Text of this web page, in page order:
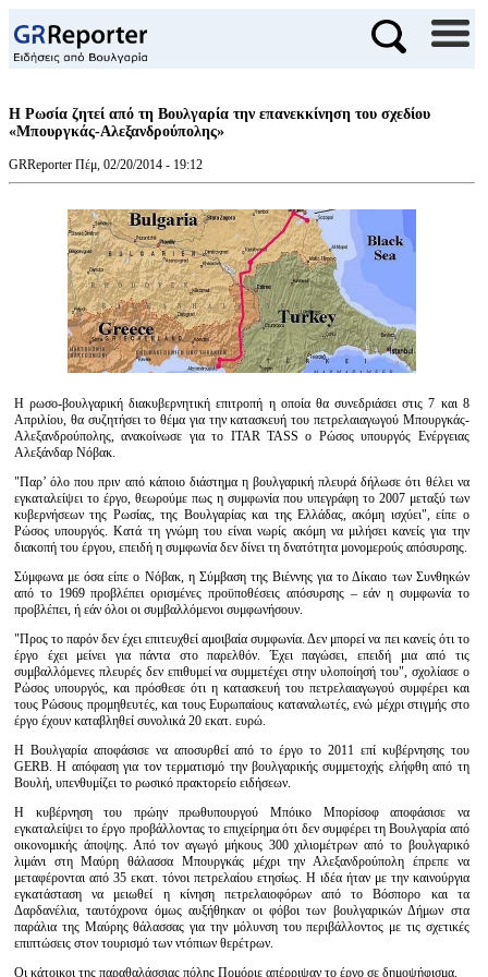
Η Ρωσία ζητεί από τη Βουλγαρία την επανεκκίνηση του σχεδίου
«Μπουργκάς-Αλεξανδρούπολης»
GRReporter Πέμ, 02/20/2014 - 19:12
Η ρωσο-βουλγαρική διακυβερνητική επιτροπή η οποία θα συνεδριάσει στις 7 και 8
Απριλίου, θα συζητήσει το θέμα για την κατασκευή του πετρελαιαγωγού Μπουργκάς-
Αλεξανδρούπολης, ανακοίνωσε για το ITAR TASS ο Ρώσος υπουργός Ενέργειας
Αλεξάνδαρ Νόβακ.
"Παρ’ όλο που πριν από κάποιο διάστημα η βουλγαρική πλευρά δήλωσε ότι θέλει να
εγκαταλείψει το έργο, θεωρούμε πως η συμφωνία που υπεγράφη το 2007 μεταξύ των
κυβερνήσεων της Ρωσίας, της Βουλγαρίας και της Ελλάδας, ακόμη ισχύει", είπε ο
Ρώσος υπουργός. Κατά τη γνώμη του είναι νωρίς ακόμη να μιλήσει κανείς για την
διακοπή του έργου, επειδή η συμφωνία δεν δίνει τη δνατότητα μονομερούς απόσυρσης.
Σύμφωνα με όσα είπε ο Νόβακ, η Σύμβαση της Βιέννης για το Δίκαιο των Συνθηκών
από το 1969 προβλέπει ορισμένες προϋποθέσεις απόσυρσης – εάν η συμφωνία το
προβλέπει, ή εάν όλοι οι συμβαλλόμενοι συμφωνήσουν.
"Προς το παρόν δεν έχει επιτευχθεί αμοιβαία συμφωνία. Δεν μπορεί να πει κανείς ότι το
έργο έχει μείνει για πάντα στο παρελθόν. Έχει παγώσει, επειδή μια από τις
συμβαλλόμενες πλευρές δεν επιθυμεί να συμμετέχει στην υλοποίησή του", σχολίασε ο
Ρώσος υπουργός, και πρόσθεσε ότι η κατασκευή του πετρελαιαγωγού συμφέρει και
τους Ρώσους προμηθευτές, και τους Ευρωπαίους καταναλωτές, ενώ μέχρι στιγμής στο
έργο έχουν καταβληθεί συνολικά 20 εκατ. ευρώ.
Η Βουλγαρία αποφάσισε να αποσυρθεί από το έργο το 2011 επί κυβέρνησης του
GERB. Η απόφαση για τον τερματισμό την βουλγαρικής συμμετοχής ελήφθη από τη
Βουλή, υπενθυμίζει το ρωσικό πρακτορείο ειδήσεων.
Η κυβέρνηση του πρώην πρωθυπουργού Μπόικο Μπορίσοφ αποφάσισε να
εγκαταλείψει το έργο προβάλλοντας το επιχείρημα ότι δεν συμφέρει τη Βουλγαρία από
οικονομικής άποψης. Από τον αγωγό μήκους 300 χιλιομέτρων από το βουλγαρικό
λιμάνι στη Μαύρη θάλασσα Μπουργκάς μέχρι την Αλεξανδρούπολη έπρεπε να
μεταφέρονται από 35 εκατ. τόνοι πετρελαίου ετησίως. Η ιδέα ήταν με την καινούργια
εγκατάσταση να μειωθεί η κίνηση πετρελαιοφόρων από το Βόσπορο και τα
Δαρδανέλια, ταυτόχρονα όμως αυξήθηκαν οι φόβοι των βουλγαρικών Δήμων στα
παράλια της Μαύρης θάλασσας για την μόλυνση του περιβάλλοντος με τις σχετικές
επιπτώσεις στον τουρισμό των ντόπιων θερέτρων.
Οι κάτοικοι της παραθαλάσσιας πόλης Πομόριε απέρριψαν το έργο σε δημοψήφισμα.